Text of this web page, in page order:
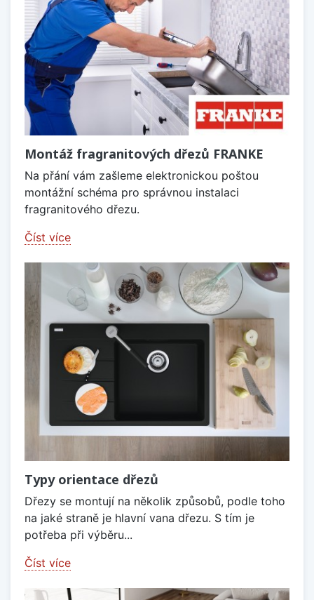
Montáž fragranitových dřezů FRANKE
Na přání vám zašleme elektronickou poštou
montážní schéma pro správnou instalaci
fragranitového dřezu.
Číst více
Typy orientace dřezů
Dřezy se montují na několik způsobů, podle toho
na jaké straně je hlavní vana dřezu. S tím je
potřeba při výběru...
Číst více